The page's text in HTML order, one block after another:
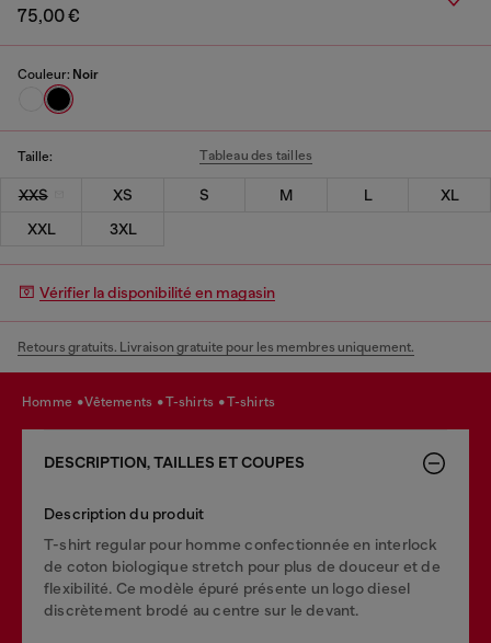
75,00 €
Couleur: Noir
Taille: Tableau des tailles
XXS XS S M L
XL
XXL
3XL
Vérifier la disponibilité en magasin
Retours gratuits. Livraison gratuite pour les membres uniquement.
homme vêtements t-shirts t-shirts
DESCRIPTION, TAILLES ET COUPES
Description du produit
T-shirt regular pour homme confectionnée en interlock
de coton biologique stretch pour plus de douceur et de
flexibilité. Ce modèle épuré présente un logo diesel
discrètement brodé au centre sur le devant.